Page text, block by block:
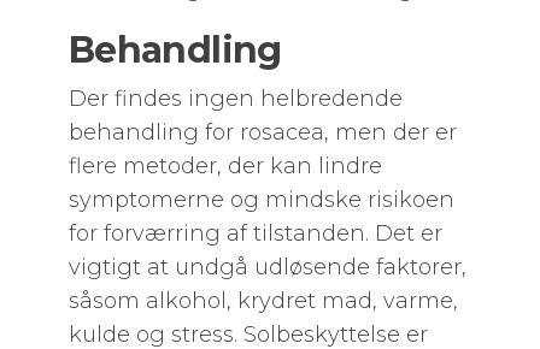
Behandling
Der findes ingen helbredende
behandling for rosacea, men der er
flere metoder, der kan lindre
symptomerne og mindske risikoen
for forværring af tilstanden. Det er
vigtigt at undgå udløsende faktorer,
såsom alkohol, krydret mad, varme,
kulde og stress. Solbeskyttelse er